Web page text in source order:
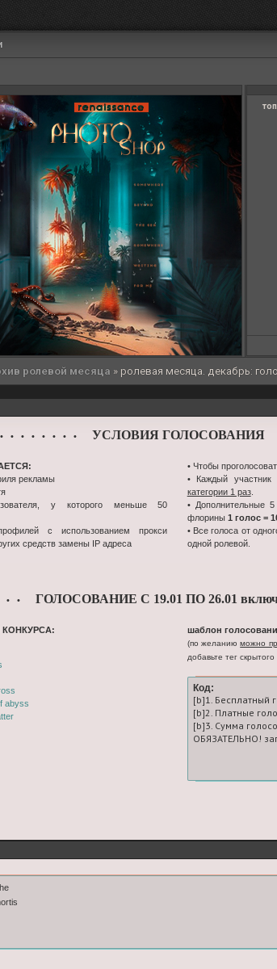
ролевой месяца » ролевая месяца. декабрь:
• • • • • • • УСЛОВИЯ ГОЛОСОВАНИЯ
рекламы
у которого меньше 50
с использованием прокси
средств замены IP адреса
• Чтобы
• Каждый участник
категории 1 раз.
• Дополнительные
флорины 1 голос =
• Все голоса от
одной ролевой.
• •
ГОЛОСОВАНИЕ С 19.01 ПО 26.01
abyss
шаблон
(по желаниюможно
добавьте тег скрытого
Код:
[b]1. Бесплатный
[b]2. Платные
[b]3. Сумма
ОБЯЗАТЕЛЬНО!